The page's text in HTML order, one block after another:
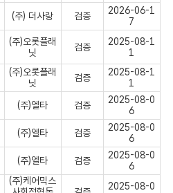
(주) 더사랑 검증
2026-06-1
7
(주)오롯플래
닛
검증
2025-08-1
1
(주)오롯플래
닛
검증
2025-08-1
1
(주)엘타 검증
2025-08-0
6
(주)엘타 검증
2025-08-0
6
(주)엘타 검증
2025-08-0
6
(주)케어믹스
2025-08-0